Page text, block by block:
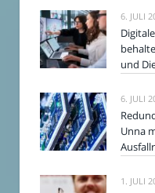
6. JULI
und
6. JULI
Unna
1. JULI